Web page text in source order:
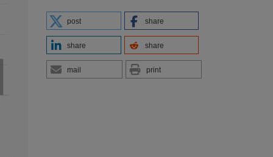
post share
share share
mail print